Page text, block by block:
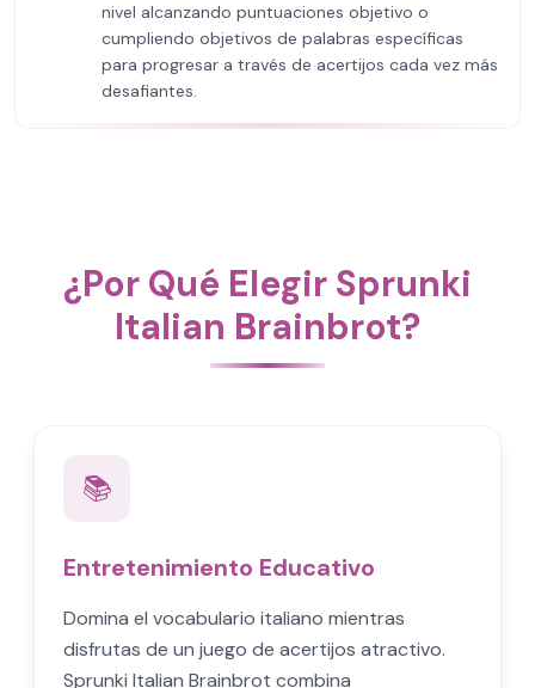
nivel alcanzando puntuaciones objetivo o
cumpliendo objetivos de palabras específicas
para progresar a través de acertijos cada vez más
desafiantes.
¿Por Qué Elegir Sprunki
Italian Brainbrot?
📚
Entretenimiento Educativo
Domina el vocabulario italiano mientras
disfrutas de un juego de acertijos atractivo.
Sprunki Italian Brainbrot combina